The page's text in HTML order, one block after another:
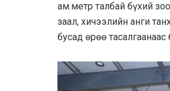
ам.метр талбай бүхий
заал, хичээлийн анги
бусад өрөө